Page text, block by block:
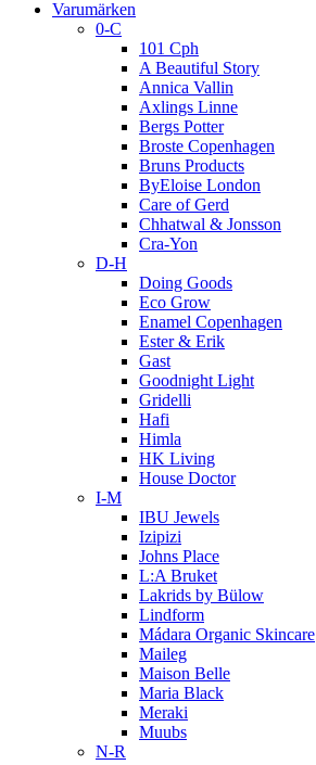
Varumärken
0-C
101 Cph
A Beautiful Story
Annica Vallin
Axlings Linne
Bergs Potter
Broste Copenhagen
Bruns Products
ByEloise London
Care of Gerd
Chhatwal & Jonsson
Cra-Yon
D-H
Doing Goods
Eco Grow
Enamel Copenhagen
Ester & Erik
Gast
Goodnight Light
Gridelli
Hafi
Himla
HK Living
House Doctor
I-M
IBU Jewels
Izipizi
Johns Place
L:A Bruket
Lakrids by Bülow
Lindform
Mádara Organic Skincare
Maileg
Maison Belle
Maria Black
Meraki
Muubs
N-R